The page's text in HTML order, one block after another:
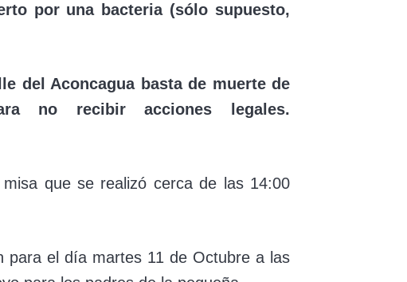
por una bacteria (sólo supuesto,
del Aconcagua basta de muerte de
no recibir acciones legales.
que se realizó cerca de las 14:00
para el día martes 11 de Octubre a las